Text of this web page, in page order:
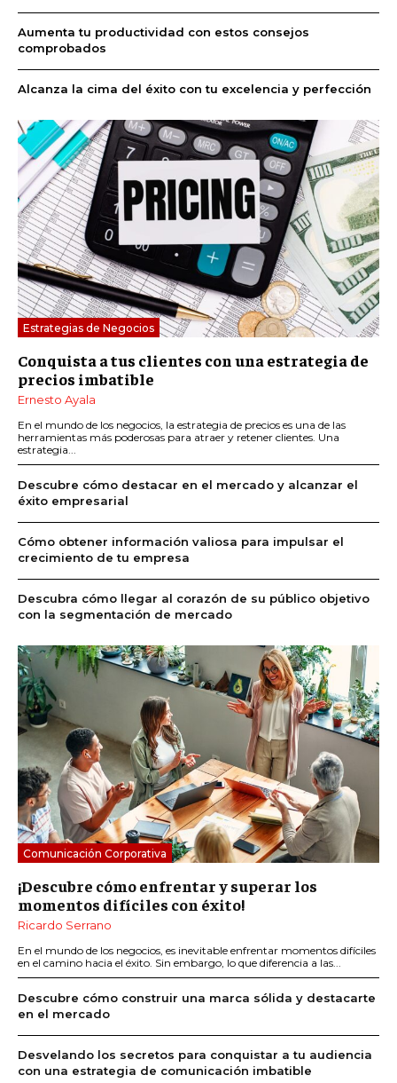
Aumenta tu productividad con estos consejos
comprobados
Alcanza la cima del éxito con tu excelencia y perfección
Estrategias de Negocios
Conquista a tus clientes con una estrategia de
precios imbatible
Ernesto Ayala
En el mundo de los negocios, la estrategia de precios es una de las
herramientas más poderosas para atraer y retener clientes. Una
estrategia...
Descubre cómo destacar en el mercado y alcanzar el
éxito empresarial
Cómo obtener información valiosa para impulsar el
crecimiento de tu empresa
Descubra cómo llegar al corazón de su público objetivo
con la segmentación de mercado
Comunicación Corporativa
¡Descubre cómo enfrentar y superar los
momentos difíciles con éxito!
Ricardo Serrano
En el mundo de los negocios, es inevitable enfrentar momentos difíciles
en el camino hacia el éxito. Sin embargo, lo que diferencia a las...
Descubre cómo construir una marca sólida y destacarte
en el mercado
Desvelando los secretos para conquistar a tu audiencia
con una estrategia de comunicación imbatible